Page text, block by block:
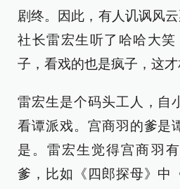
剧终。因此，有人讥讽风云
社长雷宏生听了哈哈大
子，看戏的也是疯子，这才
雷宏生是个码头工人，自
看谭派戏。宫商羽的爹是
是。雷宏生觉得宫商羽
爹，比如《四郎探母》中